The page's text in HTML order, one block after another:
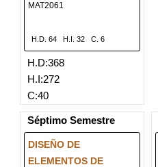
MAT2061
H.D. 64 H.I. 32 C. 6
H.D:368
H.I:272
C:40
Séptimo Semestre
DISEÑO DE
ELEMENTOS DE